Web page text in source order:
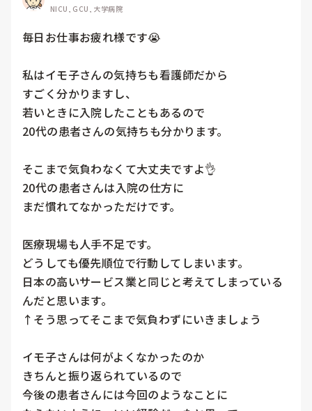
NICU, GCU, 大学病院
毎日お仕事お疲れ様です😭
私はイモ子さんの気持ちも看護師だから
すごく分かりますし、
若いときに入院したこともあるので
20代の患者さんの気持ちも分かります。
そこまで気負わなくて大丈夫ですよ👌
20代の患者さんは入院の仕方に
まだ慣れてなかっただけです。
医療現場も人手不足です。
どうしても優先順位で行動してしまいます。
日本の高いサービス業と同じと考えてしまっている
んだと思います。
↑そう思ってそこまで気負わずにいきましょう
イモ子さんは何がよくなかったのか
きちんと振り返られているので
今後の患者さんには今回のようなことに